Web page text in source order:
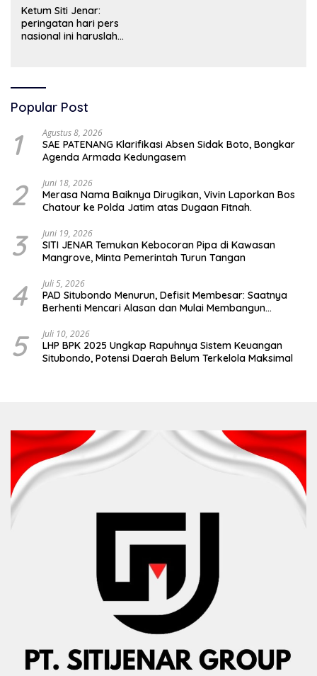
Ketum Siti Jenar:
peringatan hari pers
nasional ini haruslah
bangsa dan menjaga
demokrasi Indonesia.
Popular Post
1 Agustus 8, 2026
SAE PATENANG Klarifikasi Absen Sidak Boto, Bongkar
Agenda Armada Kedungasem
2 Juni 18, 2026
Merasa Nama Baiknya Dirugikan, Vivin Laporkan Bos
Chatour ke Polda Jatim atas Dugaan Fitnah.
3 Juni 19, 2026
SITI JENAR Temukan Kebocoran Pipa di Kawasan
Mangrove, Minta Pemerintah Turun Tangan
4 Juli 5, 2026
PAD Situbondo Menurun, Defisit Membesar: Saatnya
Berhenti Mencari Alasan dan Mulai Membangun
5 Juli 10, 2026
LHP BPK 2025 Ungkap Rapuhnya Sistem Keuangan
Situbondo, Potensi Daerah Belum Terkelola Maksimal